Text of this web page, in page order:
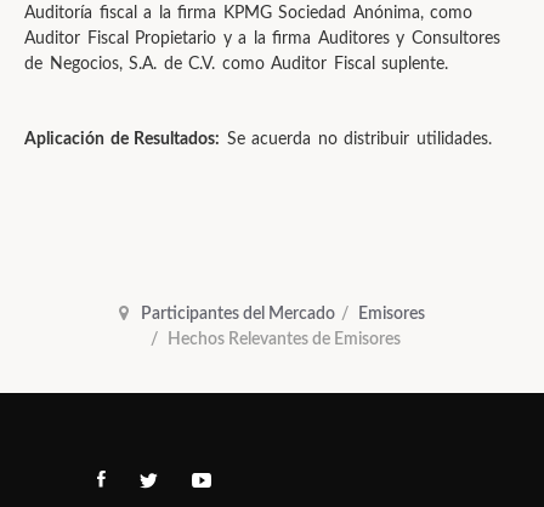
Auditoría fiscal a la firma KPMG Sociedad Anónima, como
Auditor Fiscal Propietario y a la firma Auditores y Consultores
de Negocios, S.A. de C.V. como Auditor Fiscal suplente.
Aplicación de Resultados: Se acuerda no distribuir utilidades.
Participantes del Mercado
Emisores
Hechos Relevantes de Emisores